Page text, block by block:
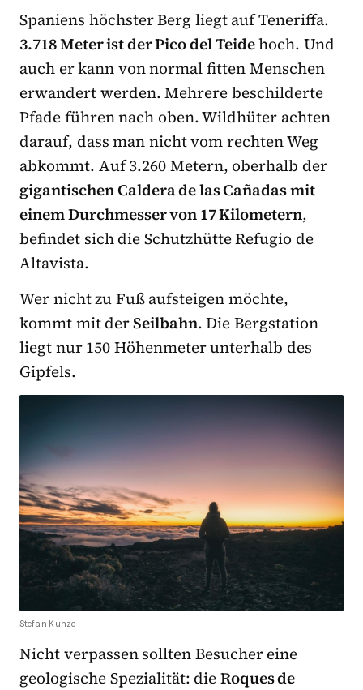
Spaniens höchster Berg liegt auf Teneriffa.
3.718 Meter ist der Pico del Teidehoch. Und
auch er kann von normal fitten Menschen
erwandert werden. Mehrere beschilderte
Pfade führen nach oben. Wildhüter achten
darauf, dass man nicht vom rechten Weg
abkommt. Auf 3.260 Metern, oberhalb der
gigantischen Caldera de las Cañadas mit
einem Durchmesser von 17 Kilometern,
befindet sich die Schutzhütte Refugio de
Altavista.
Wer nicht zu Fuß aufsteigen möchte,
kommt mit derSeilbahn. Die Bergstation
liegt nur 150 Höhenmeter unterhalb des
Gipfels.
Stefan Kunze
Nicht verpassen sollten Besucher eine
geologische Spezialität: dieRoques de